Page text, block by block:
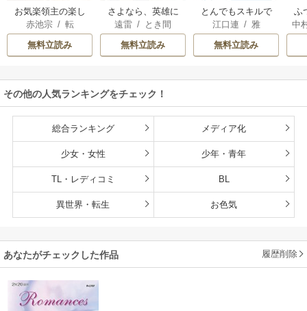
お気楽領主の楽し
い領地防衛
赤池宗/ 転
無料立読み
さよなら、英雄に
なった旦那様 ～た
だ祈るだけの役立
たずな妻のはずで
遠雷 / とき間
無料立読み
とんでもスキルで
異世界放浪メシ
江口連 / 雅
無料立読み
ふ
中
その他の人気ランキングをチェック！
総合ランキング メディア化
少女・女性 少年・青年
TL・レディコミ BL
異世界・転生 お色気
あなたがチェックした作品 履歴削除